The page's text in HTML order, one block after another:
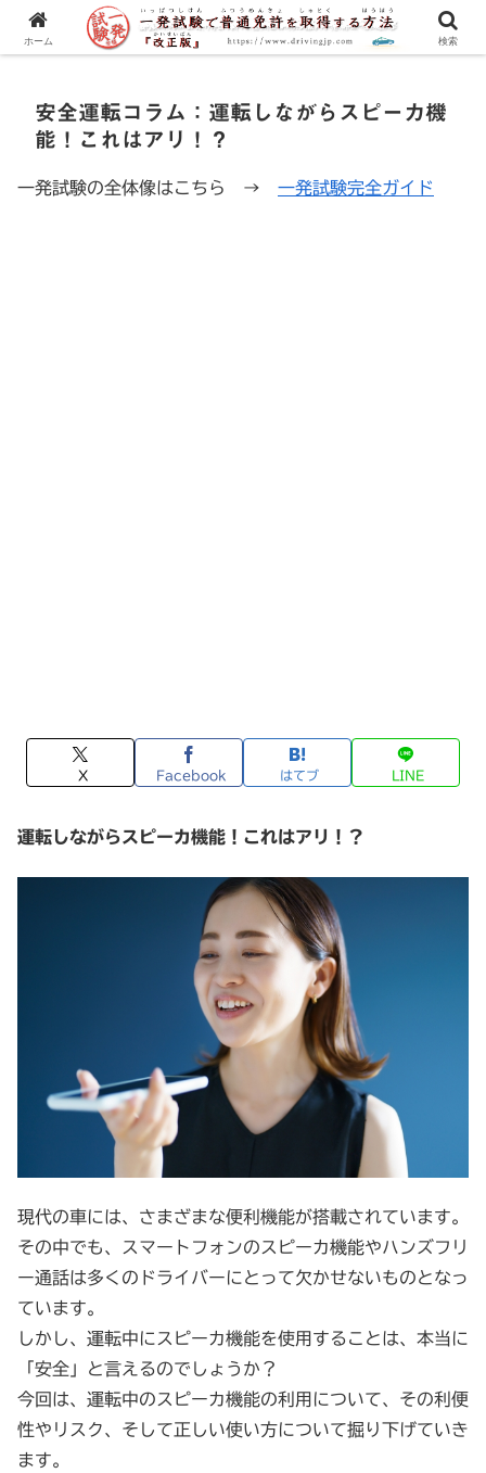
一発試験の流れから合格のコツまで、徹底解説！
安全運転コラム：運転しながらスピーカ機
能！これはアリ！？
一発試験の全体像はこちら → 一発試験完全ガイド
X Facebook はてブ LINE
運転しながらスピーカ機能！これはアリ！？
現代の車には、さまざまな便利機能が搭載されています。
その中でも、スマートフォンのスピーカ機能やハンズフリ
ー通話は多くのドライバーにとって欠かせないものとなっ
ています。
しかし、運転中にスピーカ機能を使用することは、本当に
「安全」と言えるのでしょうか？
今回は、運転中のスピーカ機能の利用について、その利便
性やリスク、そして正しい使い方について掘り下げていき
ます。
ホーム 検索